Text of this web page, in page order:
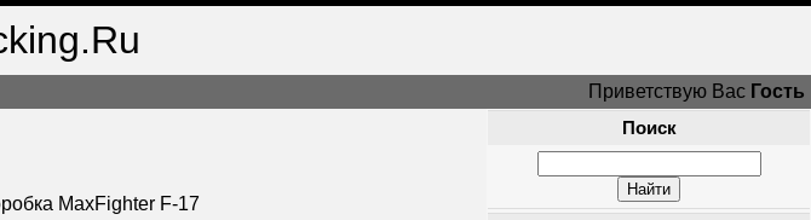
Приветствую Вас Гость
MaxFighter F-17
Поиск